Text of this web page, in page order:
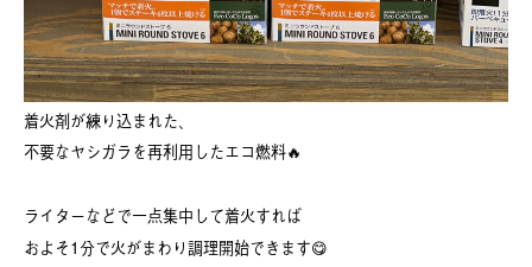
着火剤が練り込まれた、
不要なヤシガラを再利用したエコ燃料🔥
ライターなどで一点集中して着火すれば
およそ1分で火がまわり調理開始できます😋